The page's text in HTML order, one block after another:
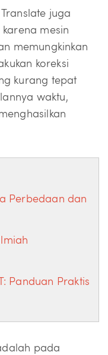
juga
mesin
memungkinkan
koreksi
kurang tepat
waktu,
Perbedaan dan
Panduan Praktis
pada